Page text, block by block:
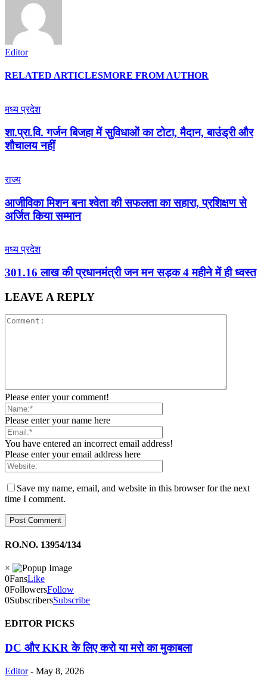
Editor
RELATED ARTICLESMORE FROM AUTHOR
मध्य प्रदेश
शा.प्रा.वि. गर्जन बिजहा में सुविधाओं का टोटा, मैदान, बाउंड्री और
शौचालय नहीं
राज्य
आजीविका मिशन बना श्वेता की सफलता का सहारा, प्रशिक्षण से
अर्जित किया सम्मान
मध्य प्रदेश
301.16 लाख की प्रधानमंत्री जन मन सड़क 4 महीने में ही ध्वस्त
LEAVE A REPLY
Please enter your comment!
Please enter your name here
You have entered an incorrect email address!
Please enter your email address here
Save my name, email, and website in this browser for the next
time I comment.
RO.NO. 13954/134
×
0FansLike
0FollowersFollow
0SubscribersSubscribe
EDITOR PICKS
DC और KKR के लिए करो या मरो का मुकाबला
Editor - May 8, 2026